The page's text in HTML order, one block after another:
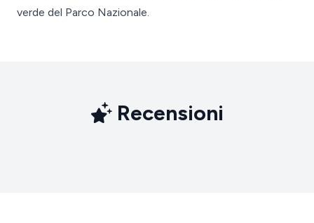
verde del Parco Nazionale.
Recensioni